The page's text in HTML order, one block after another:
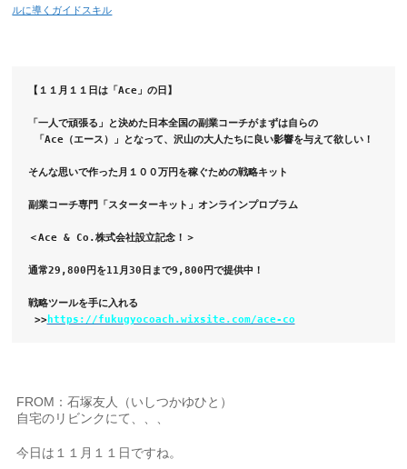
ルに導くガイドスキル
【１１月１１日は「Ace」の日】
「一人で頑張る」と決めた日本全国の副業コーチがまずは自らの
「Ace（エース）」となって、沢山の大人たちに良い影響を与えて欲しい！
そんな思いで作った月１００万円を稼ぐための戦略キット
副業コーチ専門「スターターキット」オンラインプロブラム
＜Ace & Co.株式会社設立記念！＞
通常29,800円を11月30日まで9,800円で提供中！
戦略ツールを手に入れる
>>https://fukugyocoach.wixsite.com/ace-co
FROM：石塚友人（いしつかゆひと）
自宅のリビンクにて、、、
今日は１１月１１日ですね。